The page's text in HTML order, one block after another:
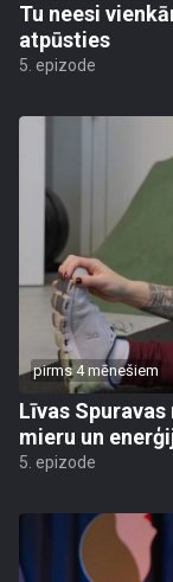
Tu neesi
atpūsties
5. epizode
pirms 4 mēnešiem
Līvas
mieru un
5. epizode